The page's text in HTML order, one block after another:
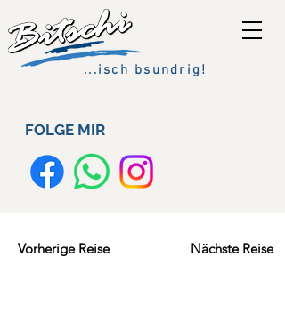
...isch bsundrig!
FOLGE MIR
Vorherige Reise Nächste Reise